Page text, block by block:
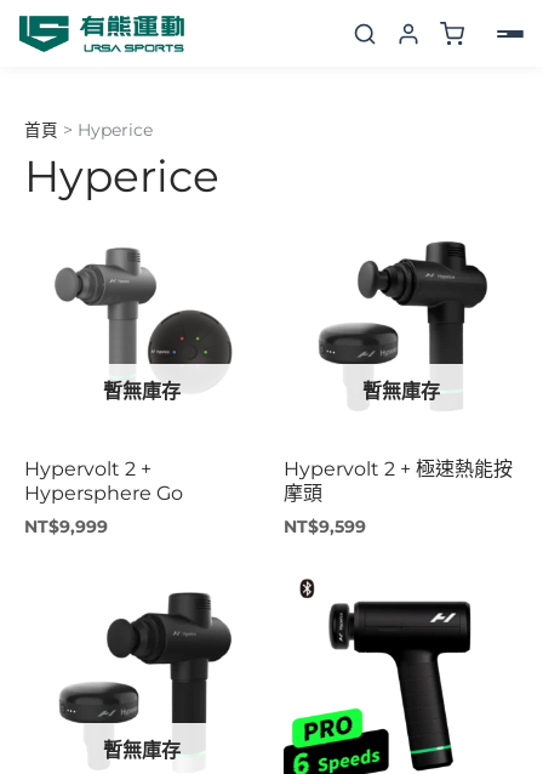
首頁 > Hyperice
Hyperice
暫無庫存
Hypervolt 2 +
Hypersphere Go
NT$9,999
暫無庫存
Hypervolt 2 + 極速熱能按
摩頭
NT$9,599
暫無庫存
始
價
NT$11,999。
前
價
格：